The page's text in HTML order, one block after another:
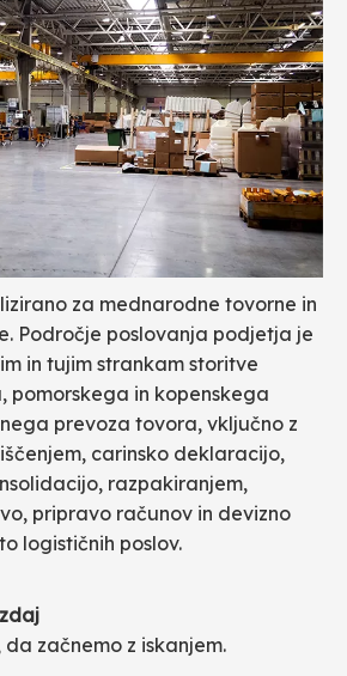
za mednarodne tovorne in
Področje poslovanja podjetja je
in tujim strankam storitve
pomorskega in kopenskega
prevoza tovora, vključno z
carinsko deklaracijo,
razpakiranjem,
pripravo računov in devizno
logističnih poslov.
začnemo z iskanjem.